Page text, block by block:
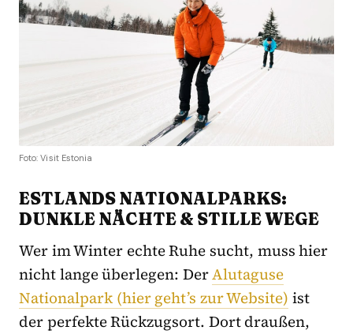
Foto: Visit Estonia
ESTLANDS NATIONALPARKS:
DUNKLE NÄCHTE & STILLE WEGE
Wer im Winter echte Ruhe sucht, muss hier
nicht lange überlegen: DerAlutaguse
Nationalpark (hier geht’s zur Website) ist
der perfekte Rückzugsort. Dort draußen,